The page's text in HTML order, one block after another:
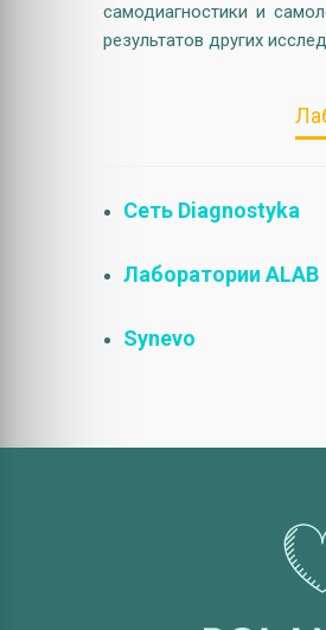
самодиагностики и
результатов других
Сеть Diagnostyka
Лаборатории ALAB
Synevo